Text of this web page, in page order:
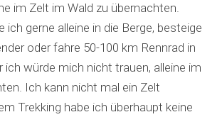
im Zelt im Wald zu übernachten.
ich gerne alleine in die Berge, besteige
oder fahre 50-100 km Rennrad in
ich würde mich nicht trauen, alleine im
Ich kann nicht mal ein Zelt
Trekking habe ich überhaupt keine